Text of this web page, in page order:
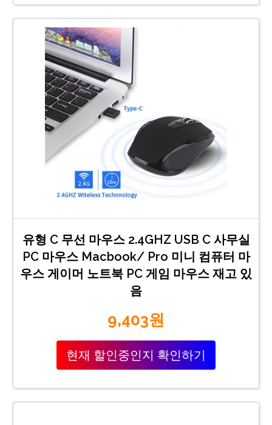
유형 C 무선 마우스 2.4GHZ USB C 사무실
PC 마우스 Macbook/ Pro 미니 컴퓨터 마
우스 게이머 노트북 PC 게임 마우스 재고 있
음
9,403원
현재 할인중인지 확인하기